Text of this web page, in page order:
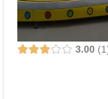
3.00 1